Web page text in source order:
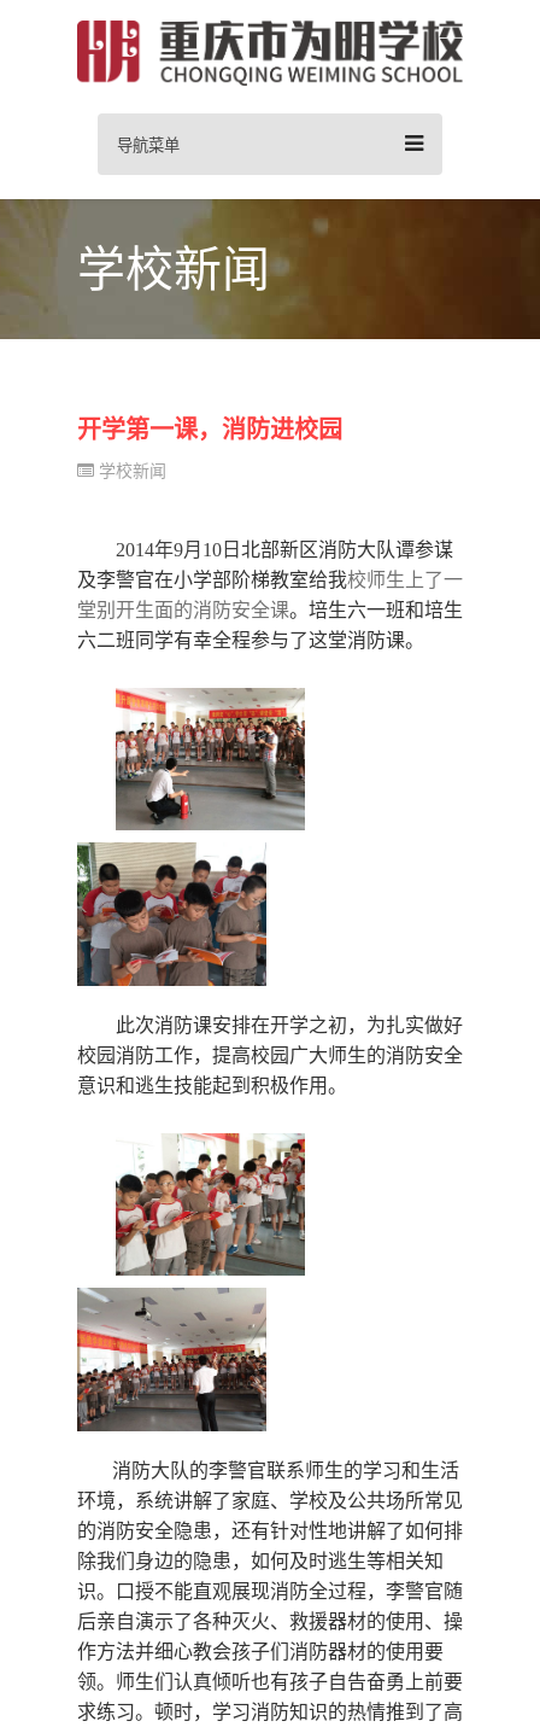
导航菜单
学校新闻
开学第一课，消防进校园
学校新闻
2014年9月 10 日 北部新区消防大队谭参谋
及李警官在小学部阶梯教室给我校师生上了一
堂别开生面的消防安全课。培生六一班和培生
六二班同学有幸全程参与了这堂消防课。
此次消防课安排在开学之初，为扎实做好
校园消防工作，提高校园广大师生的消防安全
意识和逃生技能起到积极作用。
消防大队的李警官联系师生的学习和生活
环境，系统讲解了家庭、学校及公共场所常见
的消防安全隐患，还有针对性地讲解了如何排
除我们身边的隐患，如何及时逃生等相关知
识。口授不能直观展现消防全过程，李警官随
后亲自演示了各种灭火、救援器材的使用、操
作方法并细心教会孩子们消防器材的使用要
领。师生们认真倾听也有孩子自告奋勇上前要
求练习。顿时，学习消防知识的热情推到了高